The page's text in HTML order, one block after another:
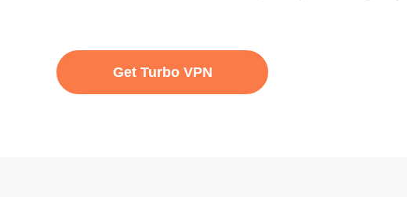
Get Turbo VPN